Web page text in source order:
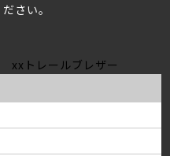
さい。
トレールブレザー